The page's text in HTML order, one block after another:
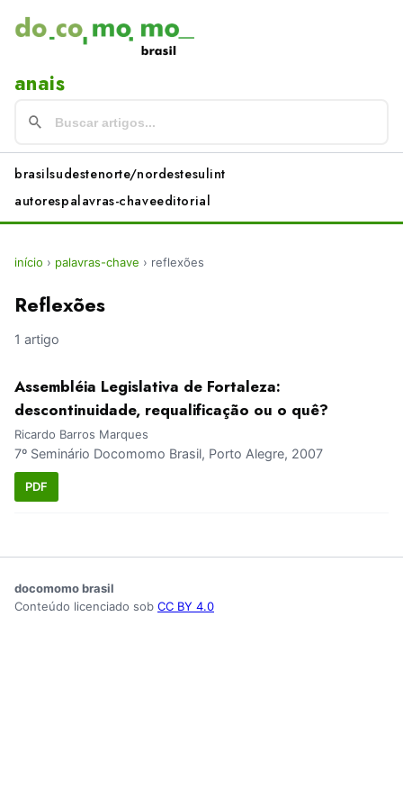
anais
brasilsudestenorte/nordestesulint
autorespalavras-chaveeditorial
início › palavras-chave › reflexões
Reflexões
1 artigo
Assembléia Legislativa de Fortaleza:
descontinuidade, requalificação ou o quê?
Ricardo Barros Marques
7º Seminário Docomomo Brasil, Porto Alegre, 2007
PDF
docomomo brasil
Conteúdo licenciado sob CC BY 4.0